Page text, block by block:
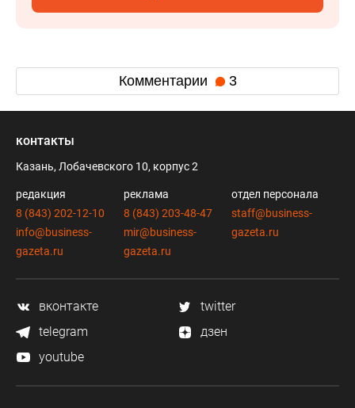
Комментарии 3
контакты
Казань, Лобачевского 10, корпус 2
редакция
8 (843) 202-12-10
info@business-
gazeta.ru
реклама
8 (843) 203-48-47
mir@business-
gazeta.ru
отдел персонала
staff@business-
gazeta.ru
вконтакте
twitter
telegram
дзен
youtube